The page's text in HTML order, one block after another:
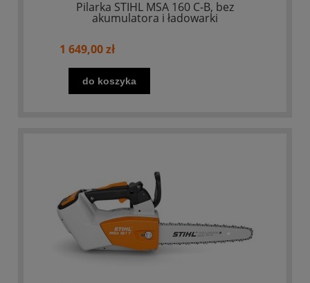
Pilarka STIHL MSA 160 C-B, bez
akumulatora i ładowarki
1 649,00 zł
do koszyka